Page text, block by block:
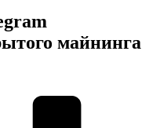
майнинга